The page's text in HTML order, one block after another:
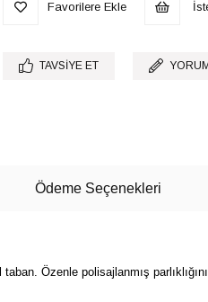
Favorilere Ekle
TAVSIYE ET
Ödeme Seçenekleri
Özenle polisajlanmış